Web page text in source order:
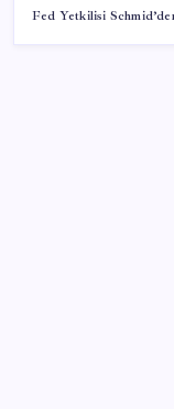
Fed Yetkilisi